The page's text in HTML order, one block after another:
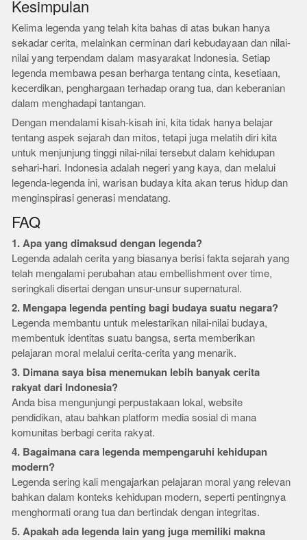
Kesimpulan
Kelima legenda yang telah kita bahas di atas bukan hanya
sekadar cerita, melainkan cerminan dari kebudayaan dan nilai-
nilai yang terpendam dalam masyarakat Indonesia. Setiap
legenda membawa pesan berharga tentang cinta, kesetiaan,
kecerdikan, penghargaan terhadap orang tua, dan keberanian
dalam menghadapi tantangan.
Dengan mendalami kisah-kisah ini, kita tidak hanya belajar
tentang aspek sejarah dan mitos, tetapi juga melatih diri kita
untuk menjunjung tinggi nilai-nilai tersebut dalam kehidupan
sehari-hari. Indonesia adalah negeri yang kaya, dan melalui
legenda-legenda ini, warisan budaya kita akan terus hidup dan
menginspirasi generasi mendatang.
FAQ
1. Apa yang dimaksud dengan legenda?
Legenda adalah cerita yang biasanya berisi fakta sejarah yang
telah mengalami perubahan atau embellishment over time,
seringkali disertai dengan unsur-unsur supernatural.
2. Mengapa legenda penting bagi budaya suatu negara?
Legenda membantu untuk melestarikan nilai-nilai budaya,
membentuk identitas suatu bangsa, serta memberikan
pelajaran moral melalui cerita-cerita yang menarik.
3. Dimana saya bisa menemukan lebih banyak cerita
rakyat dari Indonesia?
Anda bisa mengunjungi perpustakaan lokal, website
pendidikan, atau bahkan platform media sosial di mana
komunitas berbagi cerita rakyat.
4. Bagaimana cara legenda mempengaruhi kehidupan
modern?
Legenda sering kali mengajarkan pelajaran moral yang relevan
bahkan dalam konteks kehidupan modern, seperti pentingnya
menghormati orang tua dan bertindak dengan integritas.
5. Apakah ada legenda lain yang juga memiliki makna